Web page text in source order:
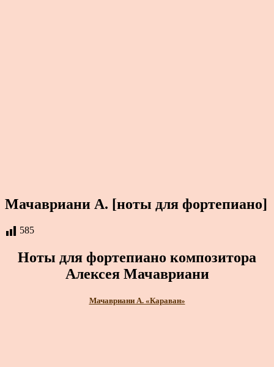
Мачавриани А. [ноты для фортепиано]
585
Ноты для фортепиано композитора
Алексея Мачавриани
Мачавриани А. «Караван»